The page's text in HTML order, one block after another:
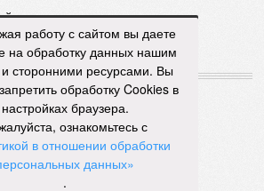
«Наша версия»:
—99266
—41522
Роскомнадзора
Россия, Москва, улица 1905 года, 7с1
работу с сайтом вы даете
на обработку данных нашим
сторонними ресурсами. Вы
обработку Cookies в
настройках браузера.
ознакомьтесь с
в отношении обработки
данных»
.